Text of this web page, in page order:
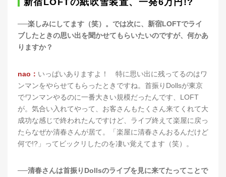
──楽しみにしてます（笑）。では次に、新宿LOFTでライ
ブしたときの思い出を聞かせてもらいたいのですが、何かあ
りますか？
nao： いっぱいありますよ！ 特に思い出に残ってるのはワ
ンマンをやらせてもらったときですね。首振りDollsが東京
でワンマンやるのに一番大きい規模だったんです、LOFT
が。気合い入れてやって、お客さんもたくさん来てくれて大
成功な感じで終われたんですけど、ライブ終えて楽屋に戻っ
たらなぜか清春さんが居て。「楽屋に清春さんおるんだけど
何で!?」ってビックリしたのを凄い覚えてます（笑）。
──清春さんは首振りDollsのライブを見に来てたってことで